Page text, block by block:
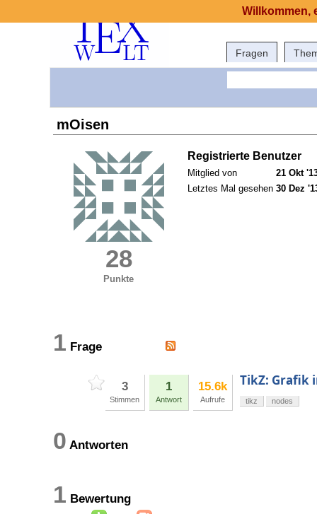
Fragen
mOisen
28
Punkte
Registrierte Benutzer
Mitglied von
21 Okt
Letztes Mal gesehen 30 Dez
1 Frage
3
Stimmen
1
Antwort
15.6k
Aufrufe
TikZ: Grafik
tikz nodes
0 Antworten
1 Bewertung
Willkommen,